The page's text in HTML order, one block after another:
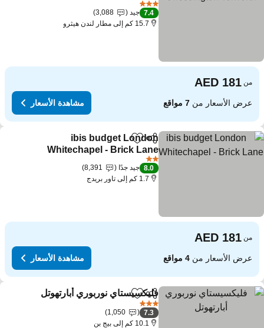
7.4 جيد
3,088
15.7 كم إلى مطار لندن هيثرو
من
عرض الأسعار من7 مواقع مشاهدة الأسعار
مشاركةAdd to favorites
ibis budget London
Whitechapel - Brick Lane
8.0 جيد جدًا
8,391
1.7 كم إلى تاور بريدج
من
عرض الأسعار من4 مواقع مشاهدة الأسعار
مشاركةAdd to favorites
فليكسيستاي نوربوري أبارتهوتل
7.3
1,050
10.1 كم إلى بيج بن